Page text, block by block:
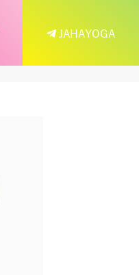
JAHAYOGA